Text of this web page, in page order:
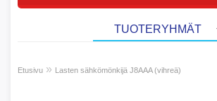
TUOTERYHMÄT
Etusivu » Lasten sähkömönkijä J8AAA (vihreä)